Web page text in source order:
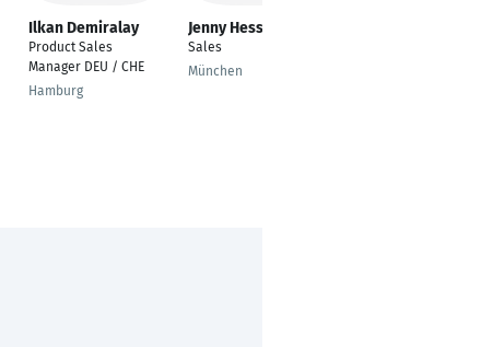
Ilkan Demiralay
Product Sales
Manager DEU / CHE
Hamburg
Jenny Hesse
Sales
München